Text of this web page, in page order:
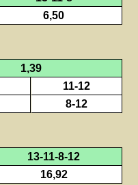
6,50
1,39
11-12
8-12
13-11-8-12
16,92